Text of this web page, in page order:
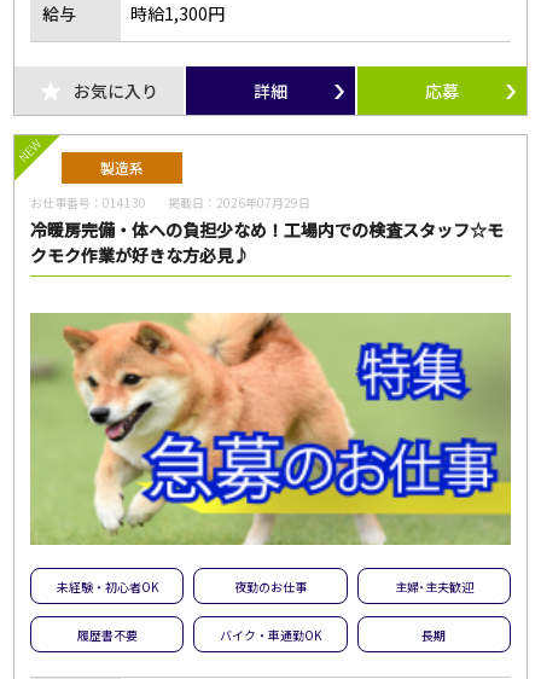
給与 時給1,300円
お気に入り 詳細 応募
NEW
製造系
お仕事番号：014130 掲載日： 2026年07月29日
冷暖房完備・体への負担少なめ！工場内での検査スタッフ☆モ
クモク作業が好きな方必見♪
未経験・初心者OK 夜勤のお仕事 主婦･主夫歓迎
履歴書不要 バイク・車通勤OK 長期